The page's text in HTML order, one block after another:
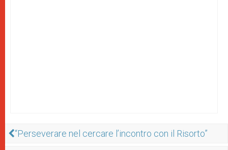
“Perseverare nel ‎‎cercare l’incontro con il Risorto”